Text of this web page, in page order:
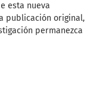
esta nueva
publicación original,
permanezca